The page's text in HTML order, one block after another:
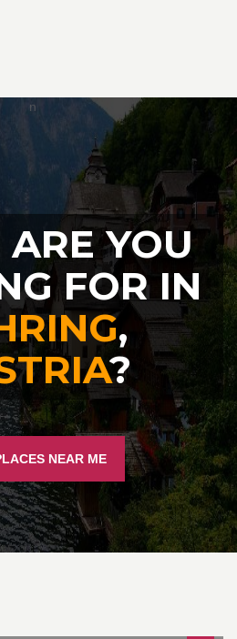
YOU
FOR IN
,
?
NEAR ME